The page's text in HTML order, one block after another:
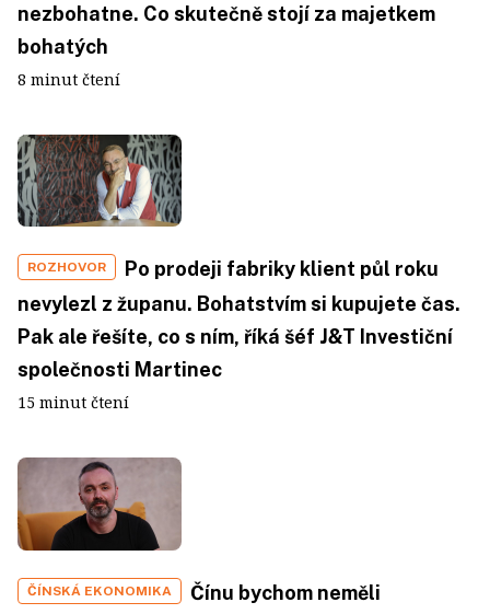
nezbohatne. Co skutečně stojí za majetkem
bohatých
8 minut čtení
ROZHOVOR
Po prodeji fabriky klient půl roku
nevylezl z županu. Bohatstvím si kupujete čas.
Pak ale řešíte, co s ním, říká šéf J&T Investiční
společnosti Martinec
15 minut čtení
ČÍNSKÁ EKONOMIKA
Čínu bychom neměli